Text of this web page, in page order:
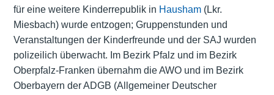
für eine weitere Kinderrepublik in Hausham(Lkr.
Miesbach) wurde entzogen; Gruppenstunden und
Veranstaltungen der Kinderfreunde und der SAJ wurden
polizeilich überwacht. Im Bezirk Pfalz und im Bezirk
Oberpfalz-Franken übernahm die AWO und im Bezirk
Oberbayern der ADGB (Allgemeiner Deutscher